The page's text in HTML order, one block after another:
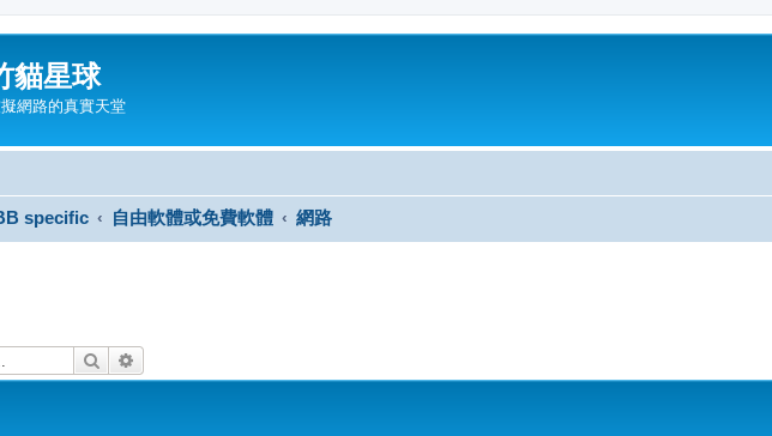
貓星球
網路的真實天堂
specific 自由軟體或免費軟體 網路
搜尋